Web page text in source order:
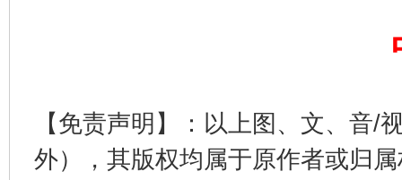
【免责声明】：以上图、文、音/
外），其版权均属于原作者或归